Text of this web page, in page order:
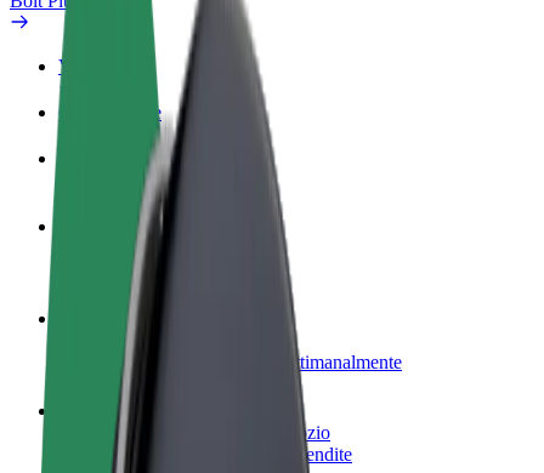
Vantaggi
Come aderire
Domande Frequenti
Diventa un driver
Fai soldi alle tue condizioni
Diventa un autista Bolt
Fornisci cibo e ricevi pagato settimanalmente
Aggiungi il tuo ristorante o negozio
Ottieni più clienti e aumenta le vendite